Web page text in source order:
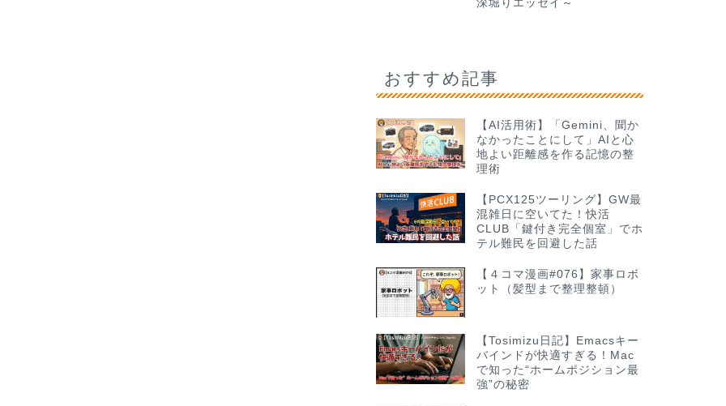
深堀りエッセイ～
おすすめ記事
【AI活用術】「Gemini、聞か
なかったことにして」AIと心
地よい距離感を作る記憶の整
理術
【PCX125ツーリング】GW最
混雑日に空いてた！快活
CLUB「鍵付き完全個室」でホ
テル難民を回避した話
【４コマ漫画#076】家事ロボ
ット（髪型まで整理整頓）
【Tosimizu日記】Emacsキー
バインドが快適すぎる！Mac
で知った“ホームポジション最
強”の秘密